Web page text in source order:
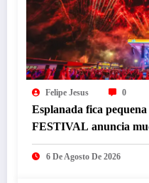
Felipe Jesus 0
Esplanada fica
FESTIVAL anuncia
do Mineirão
6 De Agosto De 2026